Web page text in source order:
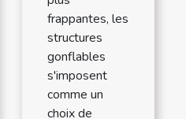
frappantes, les
structures
gonflables
s'imposent
comme un
choix de